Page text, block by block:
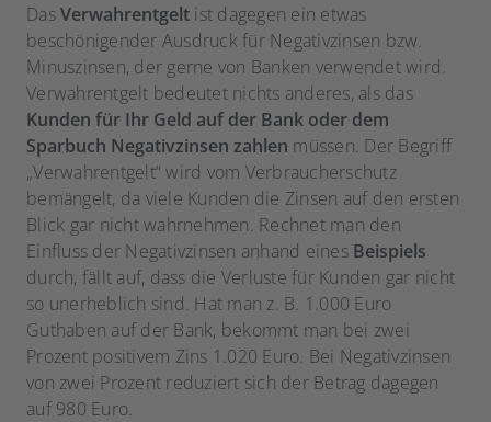
DasVerwahrentgelt ist dagegen ein etwas
beschönigender Ausdruck für Negativzinsen bzw.
Minuszinsen, der gerne von Banken verwendet wird.
Verwahrentgelt bedeutet nichts anderes, als das
Kunden für Ihr Geld auf der Bank oder dem
Sparbuch Negativzinsen zahlen müssen. Der Begriff
„Verwahrentgelt“ wird vom Verbraucherschutz
bemängelt, da viele Kunden die Zinsen auf den ersten
Blick gar nicht wahrnehmen. Rechnet man den
Einfluss der Negativzinsen anhand eines Beispiels
durch, fällt auf, dass die Verluste für Kunden gar nicht
so unerheblich sind. Hat man z. B. 1.000 Euro
Guthaben auf der Bank, bekommt man bei zwei
Prozent positivem Zins 1.020 Euro. Bei Negativzinsen
von zwei Prozent reduziert sich der Betrag dagegen
auf 980 Euro.